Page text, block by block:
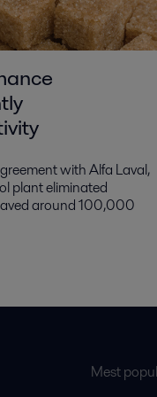
with Alfa Laval,
plant eliminated
around 100,000
Mest